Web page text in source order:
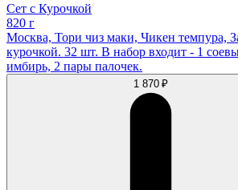
Сет с Курочкой
820 г
Москва, Тори чиз маки, Чикен темпура,
курочкой. 32 шт. В набор входит - 1
имбирь, 2 пары палочек.
1 870 ₽